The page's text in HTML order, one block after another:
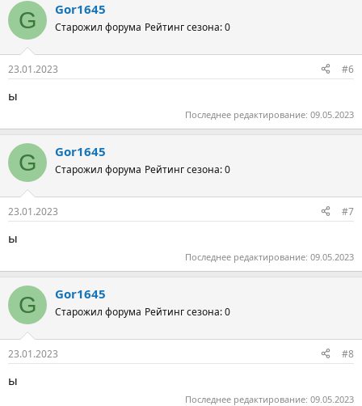
G Gor1645
Старожил форума Рейтинг сезона: 0
23.01.2023 #6
ы
Последнее редактирование: 09.05.2023
G Gor1645
Старожил форума Рейтинг сезона: 0
23.01.2023 #7
ы
Последнее редактирование: 09.05.2023
G Gor1645
Старожил форума Рейтинг сезона: 0
23.01.2023 #8
ы
Последнее редактирование: 09.05.2023